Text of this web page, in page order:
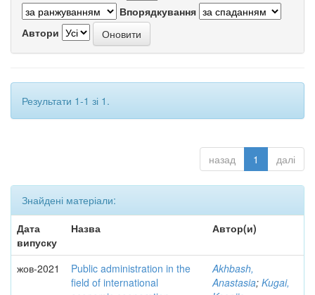
Впорядкування
Автори
Результати 1-1 зі 1.
назад 1 далі
Знайдені матеріали:
Дата
випуску
Назва Автор(и)
жов-2021
Public administration in the
field of international
Akhbash,
Anastasia; Kugai,